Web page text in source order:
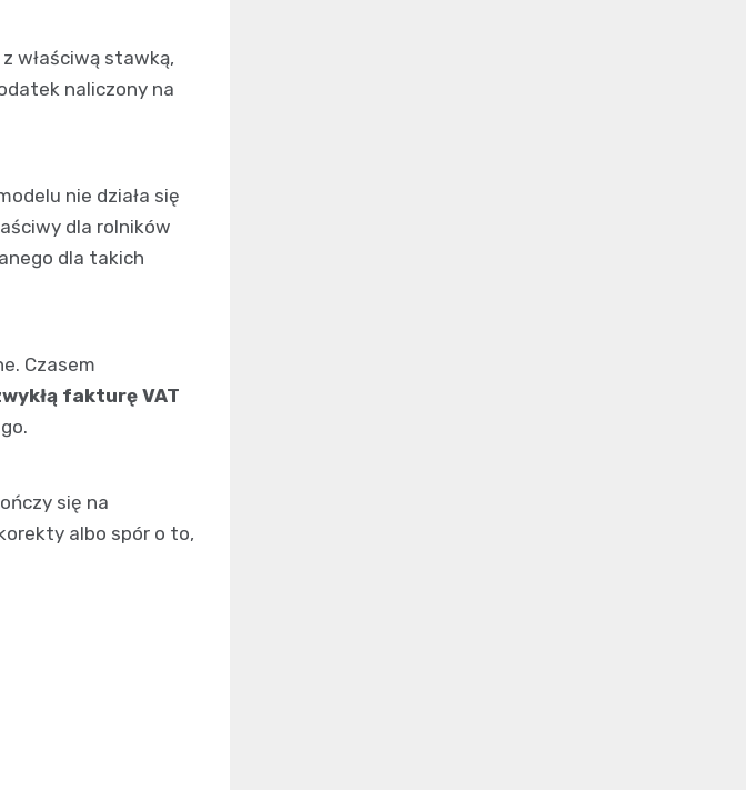
właściwą stawką,
naliczony na
nie działa się
dla rolników
dla takich
Czasem
fakturę VAT
się na
albo spór o to,